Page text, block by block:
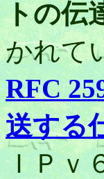
トの伝
かれて
RFC
送する
ＩＰｖ